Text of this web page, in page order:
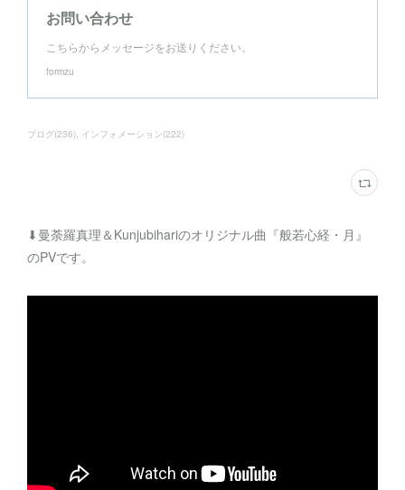
お問い合わせ
こちらからメッセージをお送りください。
formzu
ブログ(236) インフォメーション(222)
⬇︎曼荼羅真理＆Kunjubihariのオリジナル曲『般若心経・月』
のPVです。